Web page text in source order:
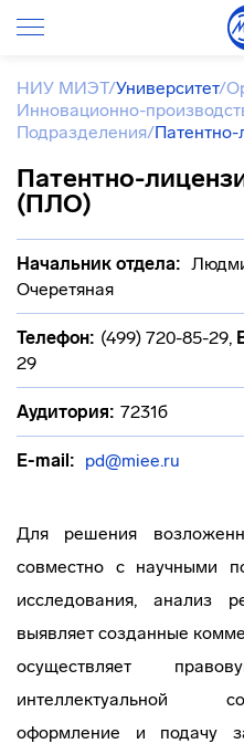
НИУ МИЭТ/Университет/
Инновационно-
Подразделения/
Патентно-
(ПЛО)
Начальник отдела:
Очеретяная
Телефон: (499) 720-85-29,
29
Аудитория: 7231б
E-mail: pd@miee.ru
Для решения
совместно с научными
исследования, анализ
выявляет созданные
осуществляет
интеллектуальной
оформление и подачу